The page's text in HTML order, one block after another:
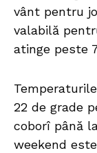
vânt pentru
valabilă
atinge peste
22 de grade
coborî până
weekend